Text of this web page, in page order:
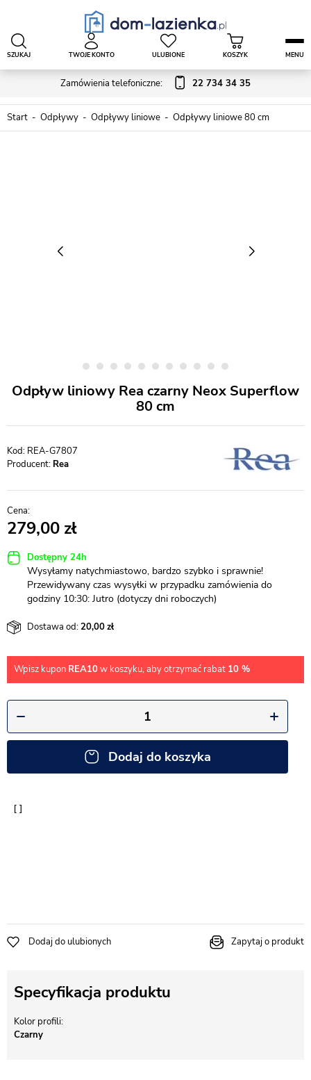
Zamówienia telefoniczne: 22 734 34 35
SZUKAJ TWOJE KONTO ULUBIONE KOSZYK MENU
Start Odpływy Odpływy liniowe Odpływy liniowe 80 cm
Odpływ liniowy Rea czarny Neox Superflow
80 cm
REA-G7807
Producent: Rea
279,00
Dostępny 24h
Wysyłamy natychmiastowo, bardzo szybko i sprawnie!
Przewidywany czas wysyłki w przypadku zamówienia do
godziny 10:30: Jutro (dotyczy dni roboczych)
Dostawa od:20,00
Wpisz kupon REA10w koszyku, aby otrzymać rabat 10 %
Dodaj do koszyka
Dodaj do ulubionych Zapytaj o produkt
Specyfikacja produktu
Kolor profili
Czarny